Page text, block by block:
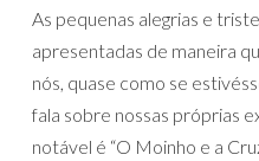
As pequenas alegrias e
apresentadas de maneira
nós, quase como se
fala sobre nossas próprias
notável é “O Moinho e a